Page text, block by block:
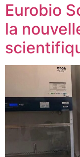
Eurobio
la